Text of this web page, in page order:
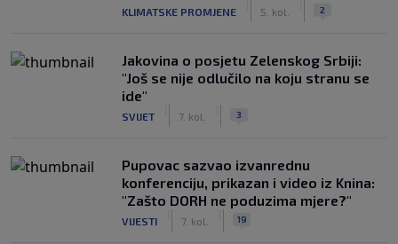
KLIMATSKE PROMJENE 5. kol. 2
Jakovina o posjetu Zelenskog Srbiji:
"Još se nije odlučilo na koju stranu se
ide"
SVIJET 7. kol. 3
Pupovac sazvao izvanrednu
konferenciju, prikazan i video iz Knina:
"Zašto DORH ne poduzima mjere?"
VIJESTI 7. kol. 19